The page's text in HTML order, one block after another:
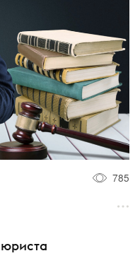
785